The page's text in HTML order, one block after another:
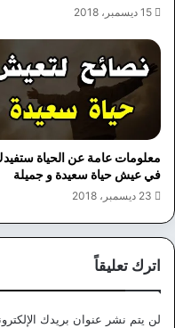
15 ديسمبر، 2018
معلومات عامة عن الحياة
في عيش حياة سعيدة و جميلة
23 ديسمبر، 2018
اترك تعليقاً
لن يتم نشر عنوان بريدك